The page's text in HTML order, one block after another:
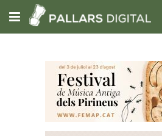
Subscriu-t'hi
Portada